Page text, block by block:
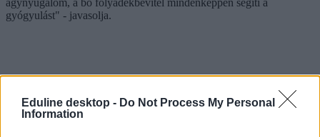
Eduline desktop - Do Not Process My Personal
Information
gyógyulást" - javasolja.